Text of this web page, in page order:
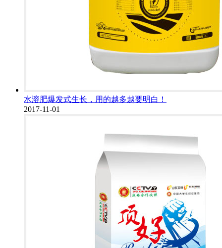
水溶肥爆发式生长，用的越多越要明白！
2017-11-01